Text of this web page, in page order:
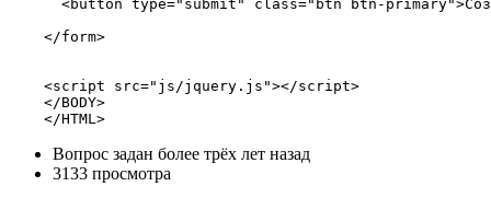
<button type="submit" class="btn btn-
    </form>
    <script src="js/jquery.js"></script>
    </BODY>
    </HTML>
Вопрос задан более трёх лет назад
3133 просмотра